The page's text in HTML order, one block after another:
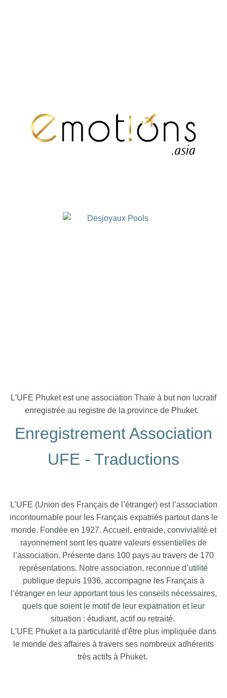
L'UFE Phuket est une association Thaïe à but non lucratif
enregistrée au registre de la province de Phuket.
Enregistrement Association
UFE - Traductions
L’UFE (Union des Français de l’étranger) est l’association
incontournable pour les Français expatriés partout dans le
monde. Fondée en 1927. Accueil, entraide, convivialité et
rayonnement sont les quatre valeurs essentielles de
l’association. Présente dans 100 pays au travers de 170
représentations. Notre association, reconnue d’utilité
publique depuis 1936, accompagne les Français à
l’étranger en leur apportant tous les conseils nécessaires,
quels que soient le motif de leur expatriation et leur
situation : étudiant, actif ou retraité.
L'UFE Phuket a la particularité d'être plus impliquée dans
le monde des affaires à travers ses nombreux adhérents
très actifs à Phuket.